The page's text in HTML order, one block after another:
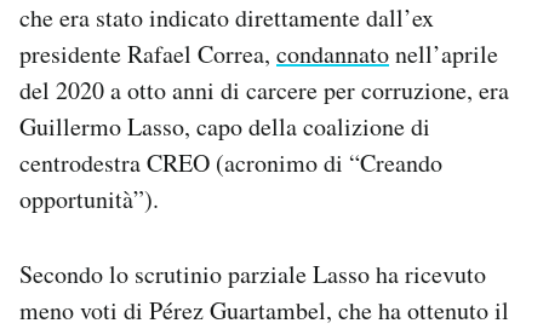
che era stato indicato direttamente dall’ex
presidente Rafael Correa, condannatonell’aprile
del 2020 a otto anni di carcere per corruzione, era
Guillermo Lasso, capo della coalizione di
centrodestra CREO (acronimo di “Creando
opportunità”).
Secondo lo scrutinio parziale Lasso ha ricevuto
meno voti di Pérez Guartambel, che ha ottenuto il